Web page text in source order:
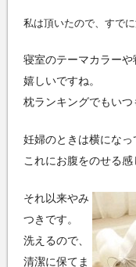
私は頂いたので、すで
寝室のテーマカラー
嬉しいですね。
枕ランキングでもいつ
妊婦のときは横になっ
これにお腹をのせる感
それ以来やみ
つきです。
洗えるので、
清潔に保てま